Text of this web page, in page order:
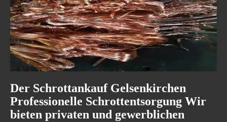
Der Schrottankauf Gelsenkirchen
Professionelle Schrottentsorgung Wir
bieten privaten und gewerblichen